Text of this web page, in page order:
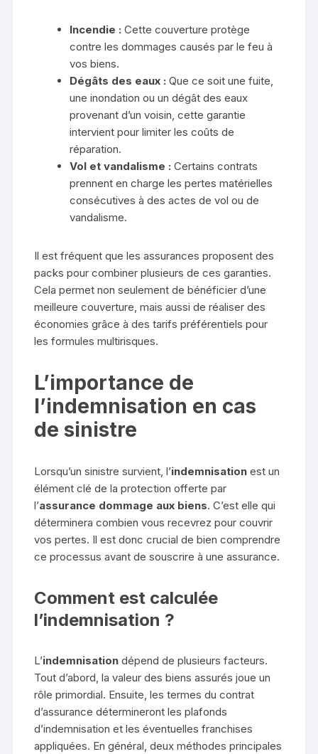
Incendie : Cette couverture protège
contre les dommages causés par le feu à
vos biens.
Dégâts des eaux : Que ce soit une fuite,
une inondation ou un dégât des eaux
provenant d’un voisin, cette garantie
intervient pour limiter les coûts de
réparation.
Vol et vandalisme : Certains contrats
prennent en charge les pertes matérielles
consécutives à des actes de vol ou de
vandalisme.
Il est fréquent que les assurances proposent des
packs pour combiner plusieurs de ces garanties.
Cela permet non seulement de bénéficier d’une
meilleure couverture, mais aussi de réaliser des
économies grâce à des tarifs préférentiels pour
les formules multirisques.
L’importance de
l’indemnisation en cas
de sinistre
Lorsqu’un sinistre survient, l’indemnisation est un
élément clé de la protection offerte par
l’assurance dommage aux biens. C’est elle qui
déterminera combien vous recevrez pour couvrir
vos pertes. Il est donc crucial de bien comprendre
ce processus avant de souscrire à une assurance.
Comment est calculée
l’indemnisation ?
L’indemnisation dépend de plusieurs facteurs.
Tout d’abord, la valeur des biens assurés joue un
rôle primordial. Ensuite, les termes du contrat
d’assurance détermineront les plafonds
d’indemnisation et les éventuelles franchises
appliquées. En général, deux méthodes principales